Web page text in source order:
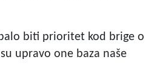
biti prioritet kod brige o
upravo one baza naše